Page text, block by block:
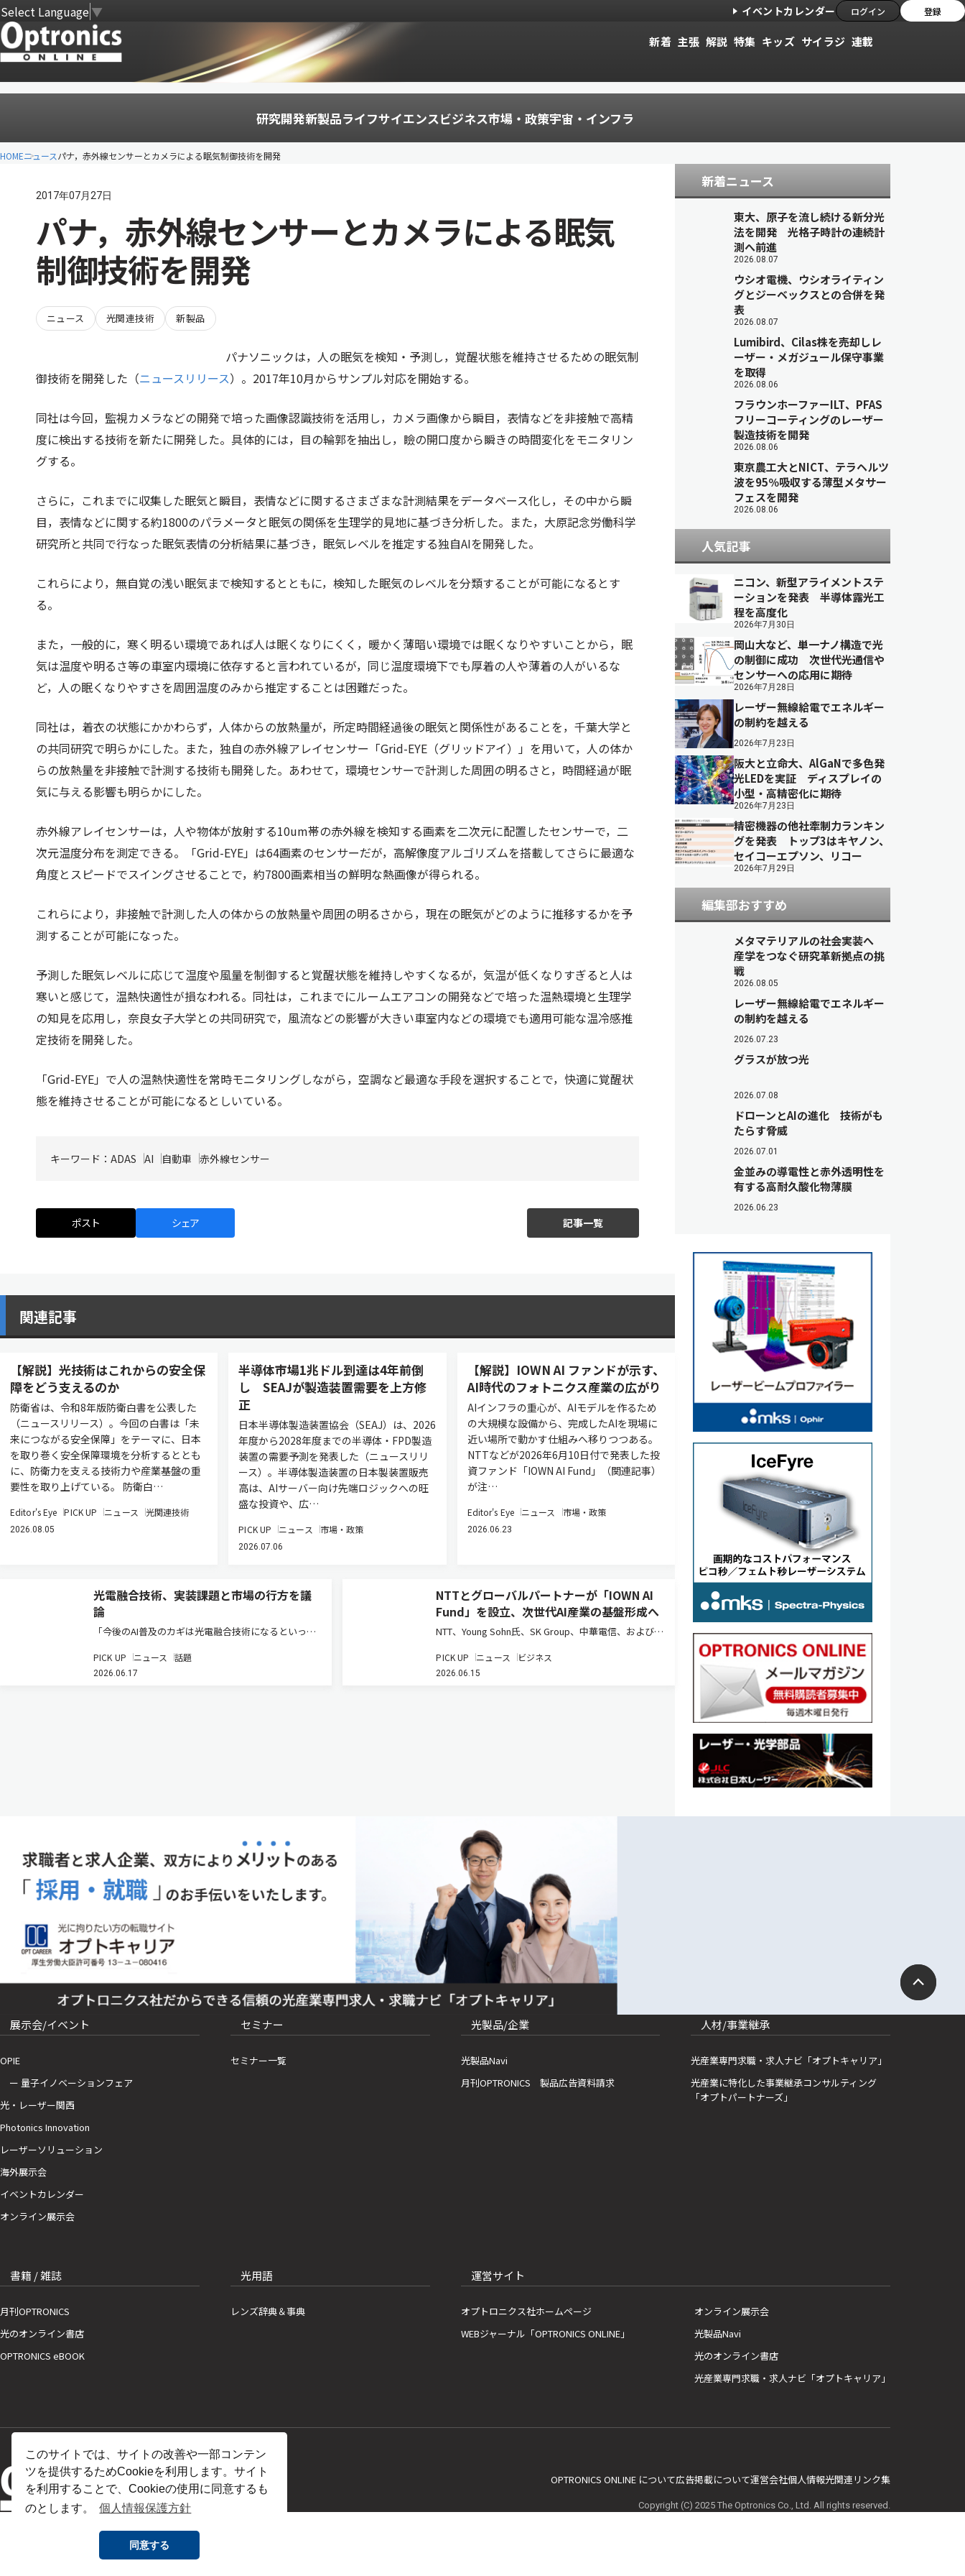
このサイトでは、サイトの改善や一部コンテン
ツを提供するためCookieを利用します。サイト
を利用することで、Cookieの使用に同意するも
のとします。
個人情報保護方針
同意する
Select Language▼ イベントカレンダー ログイン 登録
新着 主張 解説 特集 キッズ サイラジ 連載
研究開発新製品ライフサイエンスビジネス市場・政策宇宙・インフラ
HOMEニュースパナ，赤外線センサーとカメラによる眠気制御技術を開発
2017年07月27日
パナ，赤外線センサーとカメラによる眠気
制御技術を開発
ニュース 光関連技術 新製品
パナソニックは，人の眠気を検知・予測し，覚醒状態を維持させるための眠気制
御技術を開発した（ニュースリリース）。2017年10月からサンプル対応を開始する。
同社は今回，監視カメラなどの開発で培った画像認識技術を活用し，カメラ画像から瞬目，表情などを非接触で高精
度に検出する技術を新たに開発した。具体的には，目の輪郭を抽出し，瞼の開口度から瞬きの時間変化をモニタリン
グする。
さらに，これまでに収集した眠気と瞬目，表情などに関するさまざまな計測結果をデータベース化し，その中から瞬
目，表情などに関する約1800のパラメータと眠気の関係を生理学的見地に基づき分析した。また，大原記念労働科学
研究所と共同で行なった眠気表情の分析結果に基づき，眠気レベルを推定する独自AIを開発した。
これらにより，無自覚の浅い眠気まで検知するとともに，検知した眠気のレベルを分類することが可能になるとす
る。
また，一般的に，寒く明るい環境であれば人は眠くなりにくく，暖かく薄暗い環境では眠くなりやすいことから，眠
気は温度や明るさ等の車室内環境に依存すると言われているが，同じ温度環境下でも厚着の人や薄着の人がいるな
ど，人の眠くなりやすさを周囲温度のみから推定することは困難だった。
同社は，着衣の状態にかかわらず，人体からの放熱量が，所定時間経過後の眠気と関係性があることを，千葉大学と
の共同研究で明らかにした。また，独自の赤外線アレイセンサー「Grid-EYE（グリッドアイ）」を用いて，人の体か
らの放熱量を非接触で計測する技術も開発した。あわせて，環境センサーで計測した周囲の明るさと，時間経過が眠
気に与える影響も明らかにした。
赤外線アレイセンサーは，人や物体が放射する10um帯の赤外線を検知する画素を二次元に配置したセンサーで，二
次元温度分布を測定できる。「Grid-EYE」は64画素のセンサーだが，高解像度アルゴリズムを搭載してさらに最適な
角度とスピードでスイングさせることで，約7800画素相当の鮮明な熱画像が得られる。
これらにより，非接触で計測した人の体からの放熱量や周囲の明るさから，現在の眠気がどのように推移するかを予
測することが可能になった。
予測した眠気レベルに応じて温度や風量を制御すると覚醒状態を維持しやすくなるが，気温が低くなりすぎると人は
寒いと感じて，温熱快適性が損なわれる。同社は，これまでにルームエアコンの開発などで培った温熱環境と生理学
の知見を応用し，奈良女子大学との共同研究で，風流などの影響が大きい車室内などの環境でも適用可能な温冷感推
定技術を開発した。
「Grid-EYE」で人の温熱快適性を常時モニタリングしながら，空調など最適な手段を選択することで，快適に覚醒状
態を維持させることが可能になるとしいている。
キーワード： ADAS AI 自動車 赤外線センサー
ポスト シェア 記事一覧
関連記事
【解説】光技術はこれからの安全保
障をどう支えるのか
防衛省は、令和8年版防衛白書を公表した
（ニュースリリース）。今回の白書は「未
来につながる安全保障」をテーマに、日本
を取り巻く安全保障環境を分析するととも
に、防衛力を支える技術力や産業基盤の重
要性を取り上げている。 防衛白…
Editor's Eye PICK UP ニュース 光関連技術
2026.08.05
半導体市場1兆ドル到達は4年前倒
し SEAJが製造装置需要を上方修
正
日本半導体製造装置協会（SEAJ）は、2026
年度から2028年度までの半導体・FPD製造
装置の需要予測を発表した（ニュースリリ
ース）。半導体製造装置の日本製装置販売
高は、AIサーバー向け先端ロジックへの旺
盛な投資や、広…
PICK UP ニュース 市場・政策
2026.07.06
【解説】IOWN AI ファンドが示す、
AI時代のフォトニクス産業の広がり
AIインフラの重心が、AIモデルを作るため
の大規模な設備から、完成したAIを現場に
近い場所で動かす仕組みへ移りつつある。
NTTなどが2026年6月10日付で発表した投
資ファンド「IOWN AI Fund」（関連記事）
が注…
Editor's Eye ニュース 市場・政策
2026.06.23
光電融合技術、実装課題と市場の行方を議
論
「今後のAI普及のカギは光電融合技術になるといって
実装技術の専門展『JPCA Show 2026』で開催された
イベント内でのことだ。JPCA Showは2026年6月10
PICK UP ニュース 話題
2026.06.17
NTTとグローバルパートナーが「IOWN AI
Fund」を設立、次世代AI産業の基盤形成へ
NTT、Young Sohn氏、SK Group、中華電信、および日
てIOWNエコシステムの構築と新たな事業創出を目指
す投資ファンド「IOWN AI Fund」を組成した…
PICK UP ニュース ビジネス
2026.06.15
新着ニュース
東大、原子を流し続ける新分光
法を開発 光格子時計の連続計
測へ前進
2026.08.07
ウシオ電機、ウシオライティン
グとジーベックスとの合併を発
表
2026.08.07
Lumibird、Cilas株を売却しレ
ーザー・メガジュール保守事業
を取得
2026.08.06
フラウンホーファーILT、PFAS
フリーコーティングのレーザー
製造技術を開発
2026.08.06
東京農工大とNICT、テラヘルツ
波を95％吸収する薄型メタサー
フェスを開発
2026.08.06
人気記事
ニコン、新型アライメントステ
ーションを発表 半導体露光工
程を高度化
2026年7月30日
岡山大など、単一ナノ構造で光
の制御に成功 次世代光通信や
センサーへの応用に期待
2026年7月28日
レーザー無線給電でエネルギー
の制約を越える
2026年7月23日
阪大と立命大、AlGaNで多色発
光LEDを実証 ディスプレイの
小型・高精密化に期待
2026年7月23日
精密機器の他社牽制力ランキン
グを発表 トップ3はキヤノン、
セイコーエプソン、リコー
2026年7月29日
編集部おすすめ
メタマテリアルの社会実装へ
産学をつなぐ研究革新拠点の挑
戦
2026.08.05
レーザー無線給電でエネルギー
の制約を越える
2026.07.23
グラスが放つ光
2026.07.08
ドローンとAIの進化 技術がも
たらす脅威
2026.07.01
金並みの導電性と赤外透明性を
有する高耐久酸化物薄膜
2026.06.23
展示会/イベント
OPIE
ー 量子イノベーションフェア
光・レーザー関西
Photonics Innovation
レーザーソリューション
海外展示会
イベントカレンダー
オンライン展示会
セミナー
セミナー一覧
光製品/企業
光製品Navi
月刊OPTRONICS 製品広告資料請求
人材/事業継承
光産業専門求職・求人ナビ「オプトキャリア」
光産業に特化した事業継承コンサルティング
「オプトパートナーズ」
書籍 / 雑誌
月刊OPTRONICS
光のオンライン書店
OPTRONICS eBOOK
光用語
レンズ辞典＆事典
運営サイト
オプトロニクス社ホームページ
WEBジャーナル「OPTRONICS ONLINE」
オンライン展示会
光製品Navi
光のオンライン書店
光産業専門求職・求人ナビ「オプトキャリア」
OPTRONICS ONLINE について広告掲載について運営会社個人情報光関連リンク集
Copyright (C) 2025 The Optronics Co., Ltd. All rights reserved.